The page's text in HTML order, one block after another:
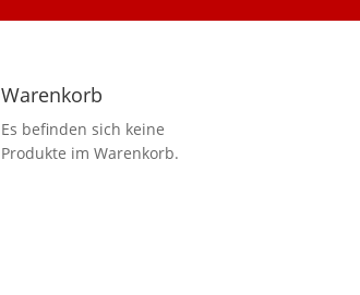
Warenkorb
Es befinden sich keine
Produkte im Warenkorb.